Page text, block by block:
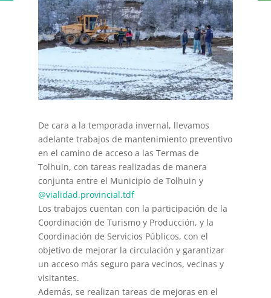
De cara a la temporada invernal, llevamos
adelante trabajos de mantenimiento preventivo
en el camino de acceso a las Termas de
Tolhuin, con tareas realizadas de manera
conjunta entre el Municipio de Tolhuin y
@vialidad.provincial.tdf
Los trabajos cuentan con la participación de la
Coordinación de Turismo y Producción, y la
Coordinación de Servicios Públicos, con el
objetivo de mejorar la circulación y garantizar
un acceso más seguro para vecinos, vecinas y
visitantes.
Además, se realizan tareas de mejoras en el